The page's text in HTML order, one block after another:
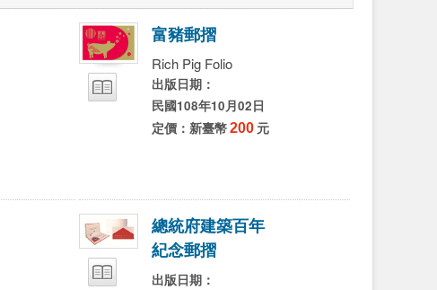
富豬郵摺
Rich Pig Folio
出版日期：
民國108年10月02日
定價：新臺幣200 元
總統府建築百年
紀念郵摺
出版日期：